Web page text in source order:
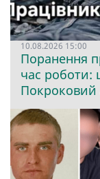
10.08.2026 15:00
Поранення
час роботи:
Покроковий